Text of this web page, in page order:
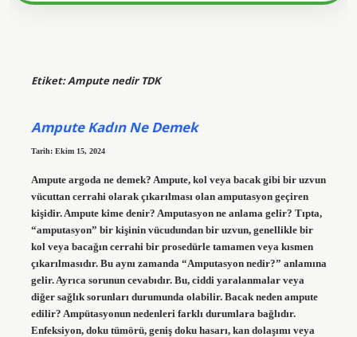
Etiket:Ampute nedir TDK
Ampute Kadın Ne Demek
Tarih: Ekim 15, 2024
Ampute argoda ne demek? Ampute, kol veya bacak gibi bir uzvun
vücuttan cerrahi olarak çıkarılması olan amputasyon geçiren
kişidir. Ampute kime denir? Amputasyon ne anlama gelir? Tıpta,
“amputasyon” bir kişinin vücudundan bir uzvun, genellikle bir
kol veya bacağın cerrahi bir prosedürle tamamen veya kısmen
çıkarılmasıdır. Bu aynı zamanda “Amputasyon nedir?” anlamına
gelir. Ayrıca sorunun cevabıdır. Bu, ciddi yaralanmalar veya
diğer sağlık sorunları durumunda olabilir. Bacak neden ampute
edilir? Ampütasyonun nedenleri farklı durumlara bağlıdır.
Enfeksiyon, doku tümörü, geniş doku hasarı, kan dolaşımı veya